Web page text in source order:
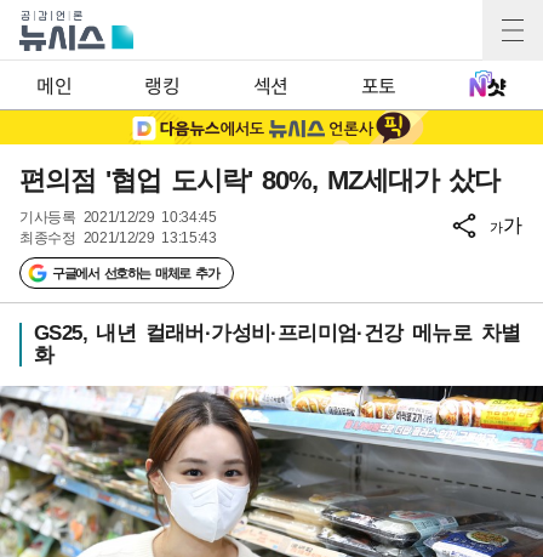
메인 랭킹 섹션 포토
편의점 '협업 도시락' 80%, MZ세대가 샀다
기사등록 2021/12/29 10:34:45
최종수정 2021/12/29 13:15:43
구글에서 선호하는 매체로 추가
가가
GS25, 내년 컬래버·가성비·프리미엄·건강 메뉴로 차별
화